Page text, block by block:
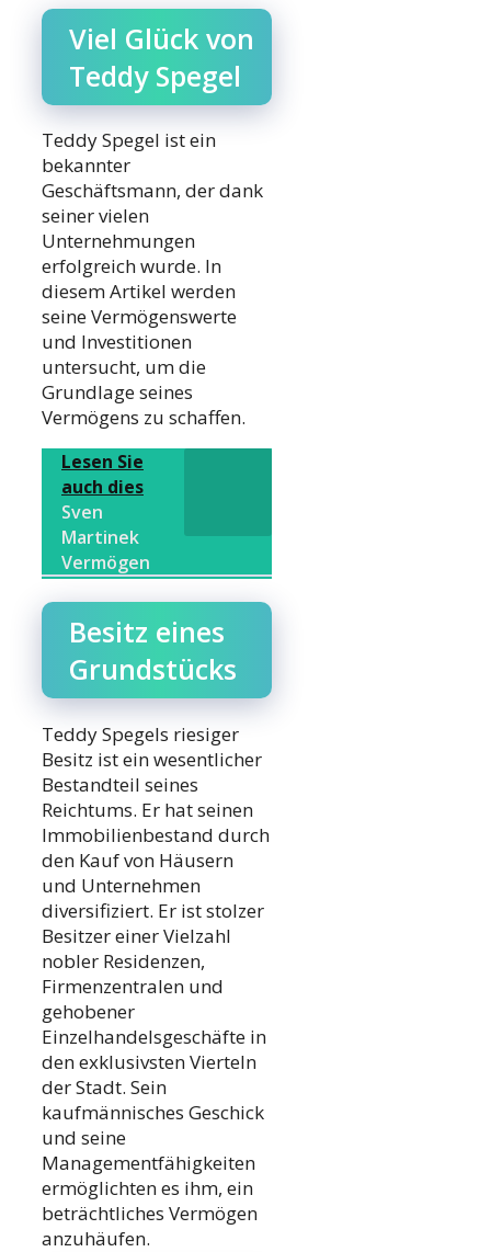
Viel Glück von
Teddy Spegel
Teddy Spegel ist ein
bekannter
Geschäftsmann, der dank
seiner vielen
Unternehmungen
erfolgreich wurde. In
diesem Artikel werden
seine Vermögenswerte
und Investitionen
untersucht, um die
Grundlage seines
Vermögens zu schaffen.
Lesen Sie
auch dies
Sven
Martinek
Vermögen
Besitz eines
Grundstücks
Teddy Spegels riesiger
Besitz ist ein wesentlicher
Bestandteil seines
Reichtums. Er hat seinen
Immobilienbestand durch
den Kauf von Häusern
und Unternehmen
diversifiziert. Er ist stolzer
Besitzer einer Vielzahl
nobler Residenzen,
Firmenzentralen und
gehobener
Einzelhandelsgeschäfte in
den exklusivsten Vierteln
der Stadt. Sein
kaufmännisches Geschick
und seine
Managementfähigkeiten
ermöglichten es ihm, ein
beträchtliches Vermögen
anzuhäufen.